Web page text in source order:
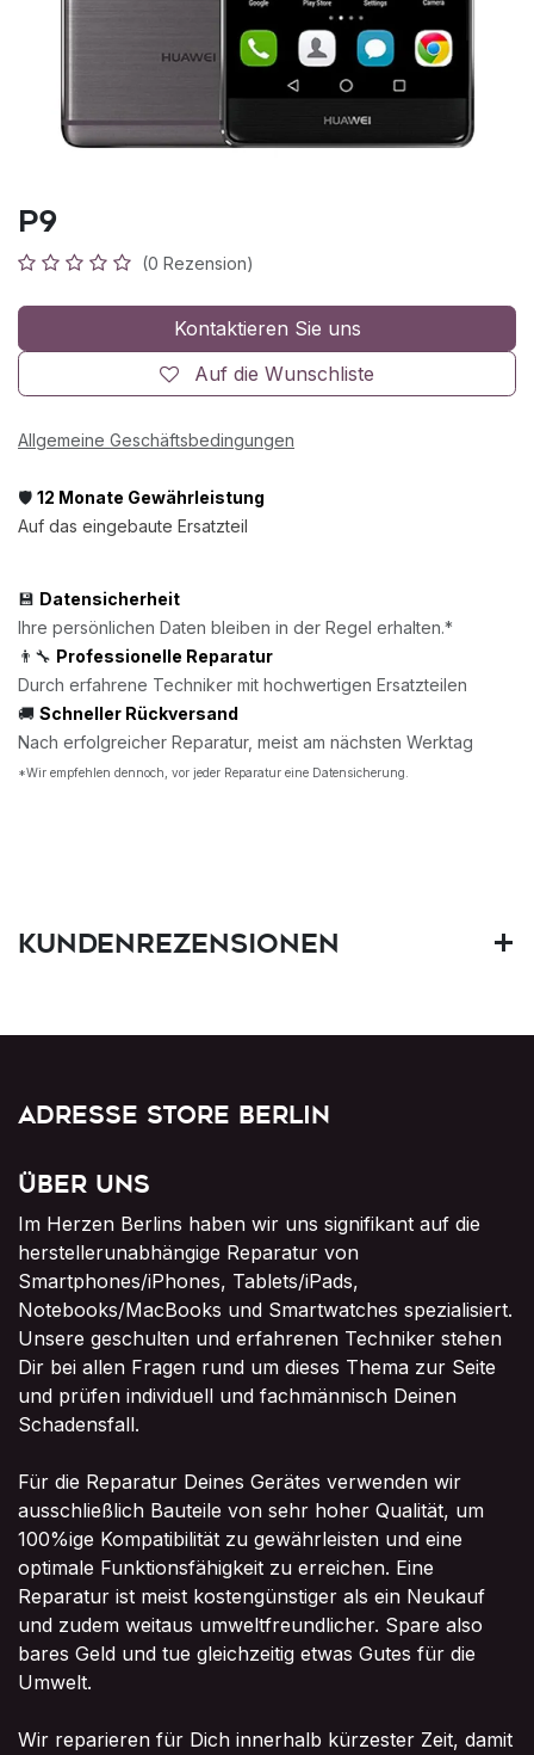
P9
(0 Rezension)
Kontaktieren Sie uns
Auf die Wunschliste
Allgemeine Geschäftsbedingungen
🛡️ 12 Monate Gewährleistung
Auf das eingebaute Ersatzteil
💾 Datensicherheit
Ihre persönlichen Daten bleiben in der Regel erhalten.*
👨‍🔧 Professionelle Reparatur
Durch erfahrene Techniker mit hochwertigen Ersatzteilen
🚚 Schneller Rückversand
Nach erfolgreicher Reparatur, meist am nächsten Werktag
*Wir empfehlen dennoch, vor jeder Reparatur eine Datensicherung.
Kundenrezensionen
Adresse Store Berlin
Über uns
Im Herzen Berlins haben wir uns signifikant auf die
herstellerunabhängige Reparatur von
Smartphones/iPhones, Tablets/iPads,
Notebooks/MacBooks und Smartwatches spezialisiert.
Unsere geschulten und erfahrenen Techniker stehen
Dir bei allen Fragen rund um dieses Thema zur Seite
und prüfen individuell und fachmännisch Deinen
Schadensfall.
Für die Reparatur Deines Gerätes verwenden wir
ausschließlich Bauteile von sehr hoher Qualität, um
100%ige Kompatibilität zu gewährleisten und eine
optimale Funktionsfähigkeit zu erreichen. Eine
Reparatur ist meist kostengünstiger als ein Neukauf
und zudem weitaus umweltfreundlicher. Spare also
bares Geld und tue gleichzeitig etwas Gutes für die
Umwelt.
Wir reparieren für Dich innerhalb kürzester Zeit, damit